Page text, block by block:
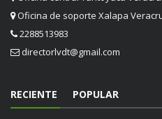
Oficina de soporte Xalapa
2288513983
directorlvdt@gmail.com
RECIENTE POPULAR